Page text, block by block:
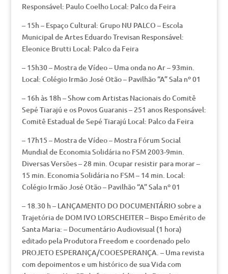
Responsável: Paulo Coelho Local: Palco da Feira
– 15h – Espaço Cultural: Grupo NU PALCO – Escola
Municipal de Artes Eduardo Trevisan Responsável:
Eleonice Brutti Local: Palco da Feira
– 15h30 – Mostra de Vídeo – Uma onda no Ar – 93min.
Local: Colégio Irmão José Otão – Pavilhão “A” Sala nº 01
– 16h às 18h – Show com Artistas Nacionais do Comitê
Sepé Tiarajú e os Povos Guaranis – 251 anos Responsável:
Comitê Estadual de Sepé Tiarajú Local: Palco da Feira
– 17h15 – Mostra de Vídeo – Mostra Fórum Social
Mundial de Economia Solidária no FSM 2003-9min.
Diversas Versões – 28 min. Ocupar resistir para morar –
15 min. Economia Solidária no FSM – 14 min. Local:
Colégio Irmão José Otão – Pavilhão “A” Sala nº 01
– 18.30 h – LANÇAMENTO DO DOCUMENTÁRIO sobre a
Trajetória de DOM IVO LORSCHEITER – Bispo Emérito de
Santa Maria: – Documentário Audiovisual (1 hora)
editado pela Produtora Freedom e coordenado pelo
PROJETO ESPERANÇA/COOESPERANÇA. – Uma revista
com depoimentos e um histórico de sua Vida com